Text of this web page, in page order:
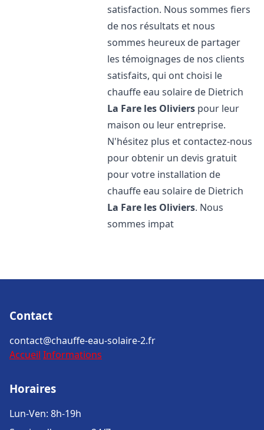
satisfaction. Nous sommes fiers
de nos résultats et nous
sommes heureux de partager
les témoignages de nos clients
satisfaits, qui ont choisi le
chauffe eau solaire de Dietrich
La Fare les Oliviers pour leur
maison ou leur entreprise.
N'hésitez plus et contactez-nous
pour obtenir un devis gratuit
pour votre installation de
chauffe eau solaire de Dietrich
La Fare les Oliviers. Nous
sommes impat
Contact
contact@chauffe-eau-solaire-2.fr
Accueil Informations
Horaires
Lun-Ven: 8h-19h